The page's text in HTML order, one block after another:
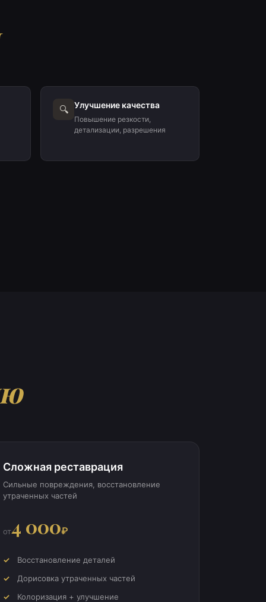
🔍 Улучшение качества
Повышение резкости,
детализации, разрешения
Сложная реставрация
Сильные повреждения, восстановление
утраченных частей
от4 000₽
Восстановление деталей
Дорисовка утраченных частей
Колоризация + улучшение